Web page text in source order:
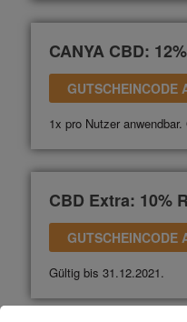
CANYA CBD:
GUTSCHEINCODE
1x pro Nutzer
CBD Extra: 10%
GUTSCHEINCODE
Gültig bis 31.12.2021.